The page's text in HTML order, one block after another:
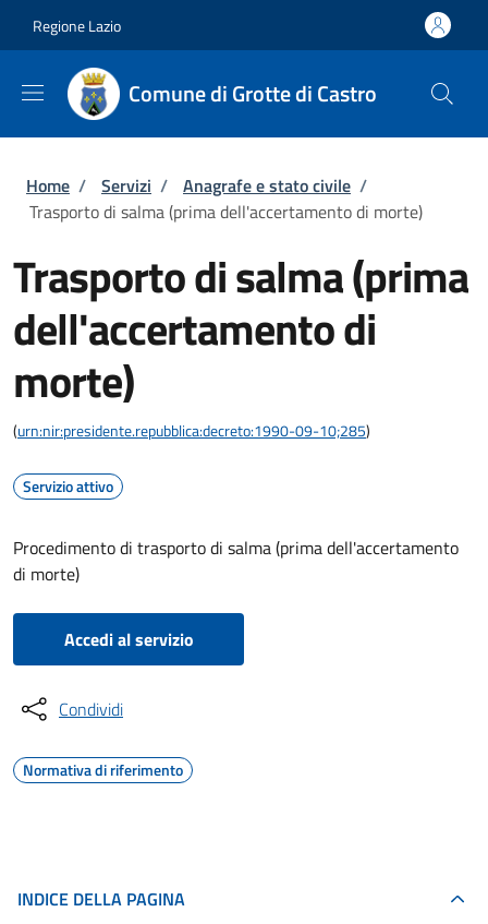
Regione Lazio
Comune di Grotte di Castro
Briciole di pane
Home / Servizi / Anagrafe e stato civile /
Trasporto di salma (prima dell'accertamento di morte)
Trasporto di salma (prima
dell'accertamento di
morte)
(urn:nir:presidente.repubblica:decreto:1990-09-10;285)
Servizio attivo
Procedimento di trasporto di salma (prima dell'accertamento
di morte)
Accedi al servizio
Condividi
Normativa di riferimento
INDICE DELLA PAGINA